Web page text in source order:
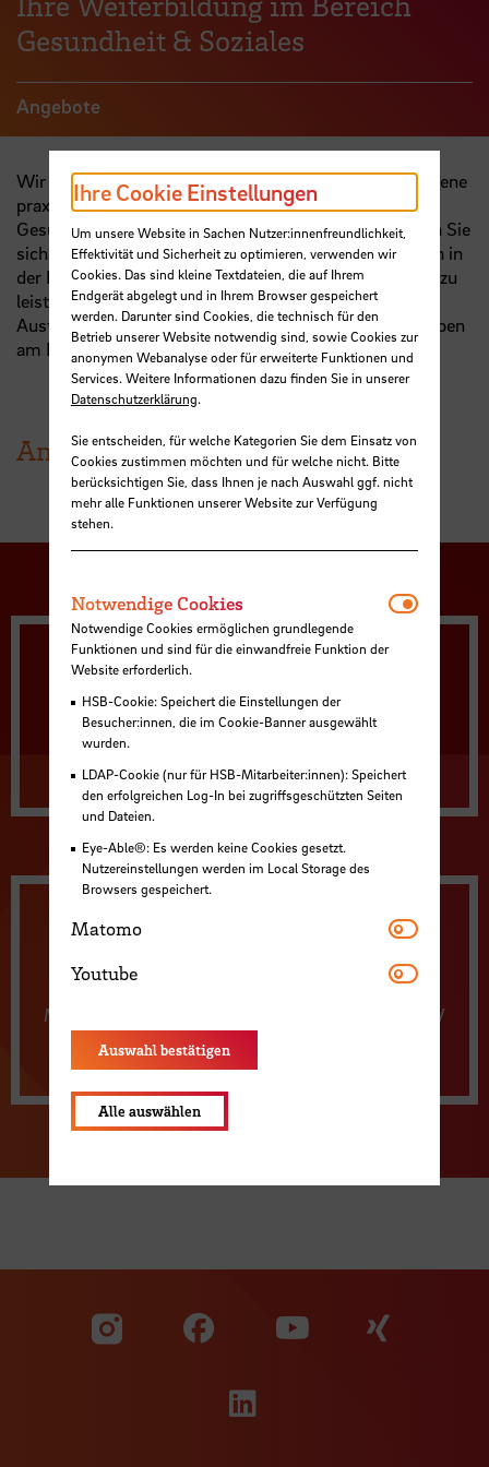
Gesundheit & Soziales
Angebote
Wir bieten Ihnen an der Hochschule Bremen verschiedene
praxisrelevante Weiterbildungen im Sozialen und
Gesundheitsbereich an. Als Teilnehmer:in beschäftigen Sie
sich mit verschiedenen Handlungskonzepten, die Ihnen in
der Praxis helfen, eine noch optimalere Unterstützung zu
leisten. Darüber hinaus profitieren Sie vom kollegialen
Austausch mit den anderen Teilnehmenden und erwerben
am Ende der Weiterbildung ein Hochschulzertifikat.
Angebote
Advance Care Planning
Qualifizierung zum/zur Gesprächsbegleiter:in
Mehr Info
Palliative Care und Hospizarbeit -
Mit anerkanntem Zertifikat der DGP und des DHPV
Mehr Info
Zu unserer Facebook
Zu
Zu unserer
Ihre Cookie Einstellungen
Um unsere Website in Sachen Nutzer:innenfreundlichkeit,
Effektivität und Sicherheit zu optimieren, verwenden wir
Cookies. Das sind kleine Textdateien, die auf Ihrem
Endgerät abgelegt und in Ihrem Browser gespeichert
werden. Darunter sind Cookies, die technisch für den
Betrieb unserer Website notwendig sind, sowie Cookies zur
anonymen Webanalyse oder für erweiterte Funktionen und
Services. Weitere Informationen dazu finden Sie in unserer
Datenschutzerklärung.
Sie entscheiden, für welche Kategorien Sie dem Einsatz von
Cookies zustimmen möchten und für welche nicht. Bitte
berücksichtigen Sie, dass Ihnen je nach Auswahl ggf. nicht
mehr alle Funktionen unserer Website zur Verfügung
stehen.
Notwendige Cookies
Notwendige Cookies ermöglichen grundlegende
Funktionen und sind für die einwandfreie Funktion der
Website erforderlich.
HSB-Cookie: Speichert die Einstellungen der
Besucher:innen, die im Cookie-Banner ausgewählt
wurden.
LDAP-Cookie (nur für HSB-Mitarbeiter:innen): Speichert
den erfolgreichen Log-In bei zugriffsgeschützten Seiten
und Dateien.
Eye-Able®: Es werden keine Cookies gesetzt.
Nutzereinstellungen werden im Local Storage des
Browsers gespeichert.
Matomo Matomo
Youtube Youtube
Auswahl bestätigen
Alle auswählen